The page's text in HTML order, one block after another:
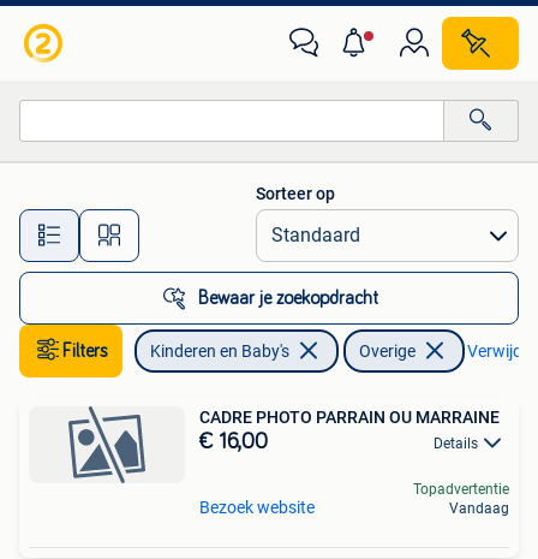
Alle afstanden…
Sorteer op
Bewaar je zoekopdracht
Filters Kinderen en Baby's Overige
CADRE PHOTO PARRAIN OU MARRAINE
€ 16,00 Details
Bezoek website
Topadvertentie
Vandaag